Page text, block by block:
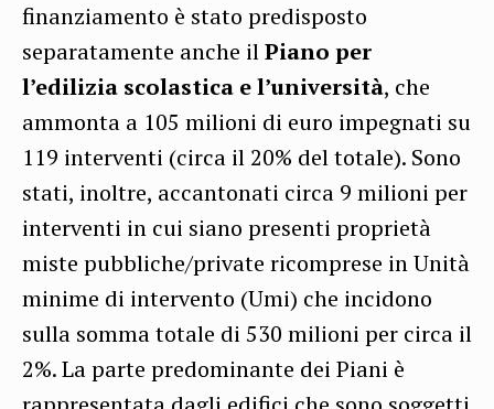
finanziamento è stato predisposto
separatamente anche ilPiano per
l’edilizia scolastica e l’università, che
ammonta a 105 milioni di euro impegnati su
119 interventi (circa il 20% del totale). Sono
stati, inoltre, accantonati circa 9 milioni per
interventi in cui siano presenti proprietà
miste pubbliche/private ricomprese in Unità
minime di intervento (Umi) che incidono
sulla somma totale di 530 milioni per circa il
2%. La parte predominante dei Piani è